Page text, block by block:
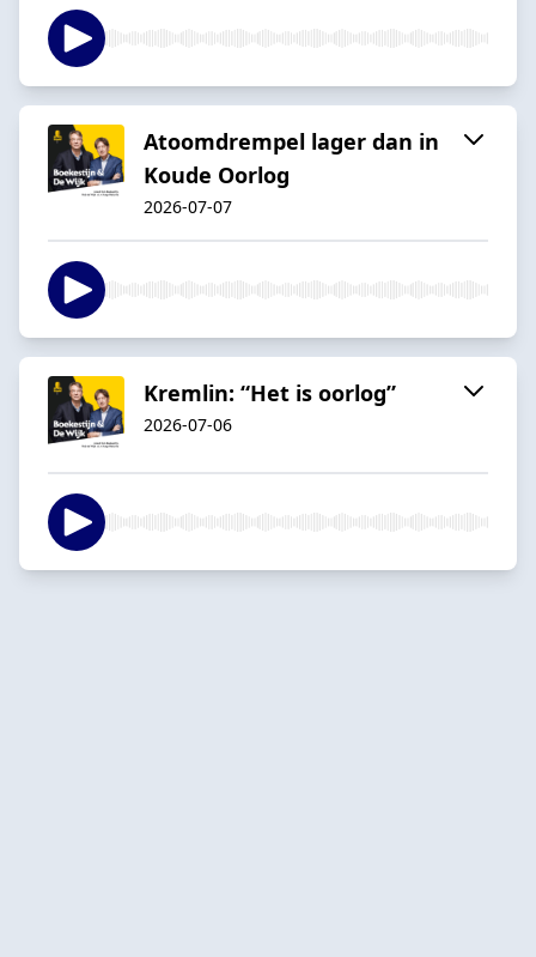
Atoomdrempel lager dan in
Koude Oorlog
2026-07-07
Kremlin: “Het is oorlog”
2026-07-06